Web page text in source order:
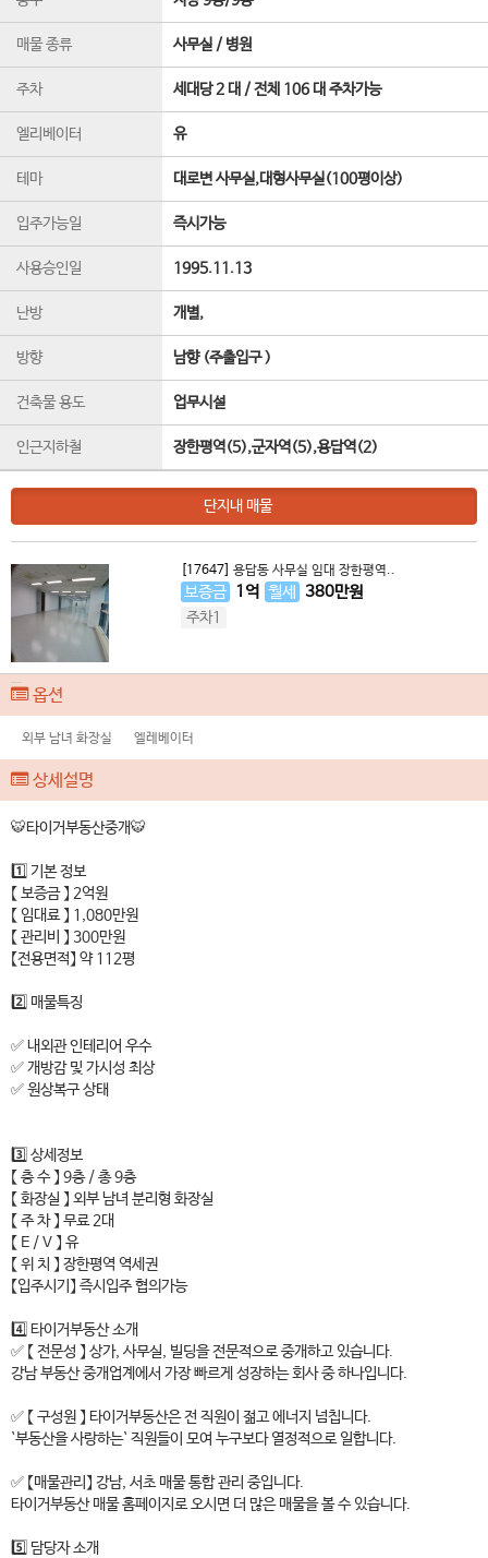
매물 종류 사무실 / 병원
주차 세대당 2 대 / 전체 106 대 주차가능
엘리베이터 유
테마 대로변 사무실,대형사무실(100평이상)
입주가능일 즉시가능
사용승인일 1995.11.13
난방 개별,
방향 남향 (주출입구 )
건축물 용도 업무시설
인근지하철 장한평역(5),군자역(5),용답역(2)
단지내 매물
[17647] 용답동 사무실 임대 장한평역..
보증금 1 억 월세 380만원
주차1
옵션
외부 남녀 화장실 엘레베이터
상세설명
🐯타이거부동산중개🐯
1️⃣ 기본 정보
【 보증금 】 2억원
【 임대료 】 1,080만원
【 관리비 】 300만원
【전용면적】 약 112평
2️⃣ 매물특징
✅ 내외관 인테리어 우수
✅ 개방감 및 가시성 최상
✅ 원상복구 상태
3️⃣ 상세정보
【 층 수 】 9층 / 총 9층
【 화장실 】 외부 남녀 분리형 화장실
【 주 차 】 무료 2대
【 E / V 】 유
【 위 치 】 장한평역 역세권
【입주시기】 즉시입주 협의가능
4️⃣ 타이거부동산 소개
✅ 【 전문성 】 상가, 사무실, 빌딩을 전문적으로 중개하고 있습니다.
강남 부동산 중개업계에서 가장 빠르게 성장하는 회사 중 하나입니다.
✅ 【 구성원 】 타이거부동산은 전 직원이 젊고 에너지 넘칩니다.
`부동산을 사랑하는` 직원들이 모여 누구보다 열정적으로 일합니다.
✅ 【매물관리】 강남, 서초 매물 통합 관리 중입니다.
타이거부동산 매물 홈페이지로 오시면 더 많은 매물을 볼 수 있습니다.
5️⃣ 담당자 소개